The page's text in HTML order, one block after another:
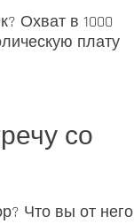
Охват в 1000
плату
со
Что вы от него